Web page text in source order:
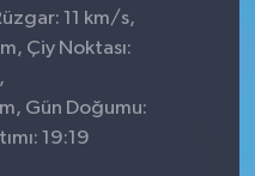
11 km/s,
Çiy Noktası:
Gün Doğumu:
19:19